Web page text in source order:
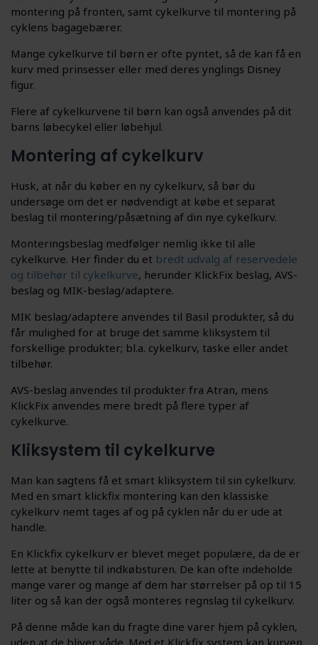
montering på fronten, samt cykelkurve til montering på
cyklens bagagebærer.
Mange cykelkurve til børn er ofte pyntet, så de kan få en
kurv med prinsesser eller med deres ynglings Disney
figur.
Flere af cykelkurvene til børn kan også anvendes på dit
barns løbecykel eller løbehjul.
Montering af cykelkurv
Husk, at når du køber en ny cykelkurv, så bør du
undersøge om det er nødvendigt at købe et separat
beslag til montering/påsætning af din nye cykelkurv.
Monteringsbeslag medfølger nemlig ikke til alle
cykelkurve. Her finder du et bredt udvalg af reservedele
og tilbehør til cykelkurve, herunder KlickFix beslag, AVS-
beslag og MIK-beslag/adaptere.
MIK beslag/adaptere anvendes til Basil produkter, så du
får mulighed for at bruge det samme kliksystem til
forskellige produkter; bl.a. cykelkurv, taske eller andet
tilbehør.
AVS-beslag anvendes til produkter fra Atran, mens
KlickFix anvendes mere bredt på flere typer af
cykelkurve.
Kliksystem til cykelkurve
Man kan sagtens få et smart kliksystem til sin cykelkurv.
Med en smart klickfix montering kan den klassiske
cykelkurv nemt tages af og på cyklen når du er ude at
handle.
En Klickfix cykelkurv er blevet meget populære, da de er
lette at benytte til indkøbsturen. De kan ofte indeholde
mange varer og mange af dem har størrelser på op til 15
liter og så kan der også monteres regnslag til cykelkurv.
På denne måde kan du fragte dine varer hjem på cyklen,